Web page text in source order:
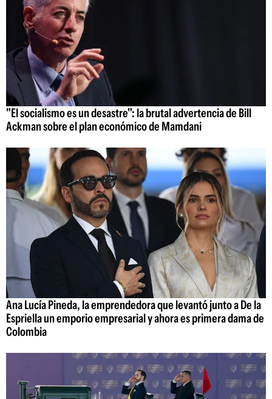
"El socialismo es un desastre": la brutal advertencia de Bill
Ackman sobre el plan económico de Mamdani
Ana Lucía Pineda, la emprendedora que levantó junto a De la
Espriella un emporio empresarial y ahora es primera dama de
Colombia